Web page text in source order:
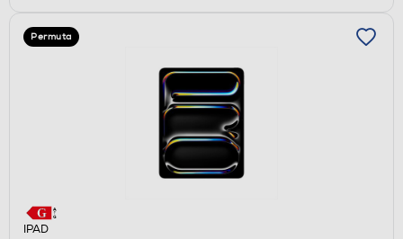
Permuta
IPAD